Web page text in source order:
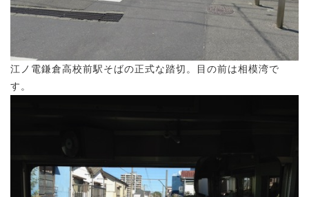
江ノ電鎌倉高校前駅そばの正式な踏切。目の前は相模湾で
す。